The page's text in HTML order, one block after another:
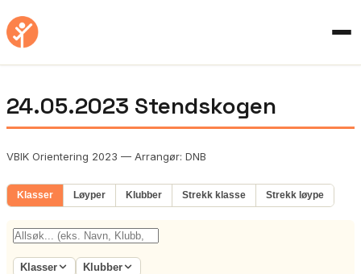
24.05.2023 Stendskogen
VBIK Orientering 2023 — Arrangør: DNB
Klasser Løyper Klubber Strekk klasse Strekk løype
Klasser Klubber